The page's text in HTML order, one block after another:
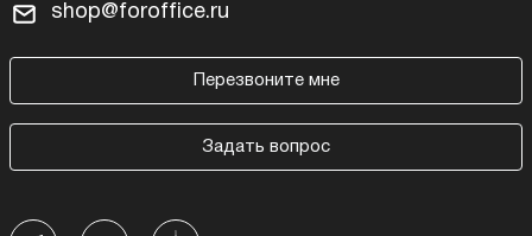
shop@foroffice.ru
Перезвоните мне
Задать вопрос